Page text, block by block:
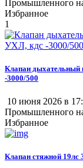
Промышленного
Избранное
1
Клапан дыхательный
-3000/500
10 июня 2026 в
Промышленного
Избранное
Клапан стяжной